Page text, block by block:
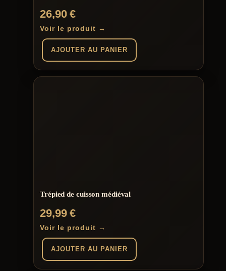
26,90€
Voir le produit →
AJOUTER AU PANIER
Trépied de cuisson médiéval
29,99€
Voir le produit →
AJOUTER AU PANIER